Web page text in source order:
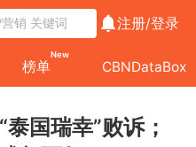
注册/登录
榜单
New
CBNDataBox
国瑞幸”败诉；